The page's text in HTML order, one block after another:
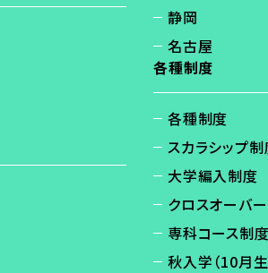
静岡
名古屋
各種制度
各種制度
スカラシップ
大学編入制度
クロスオーバ
専科コース制度
秋入学（10月